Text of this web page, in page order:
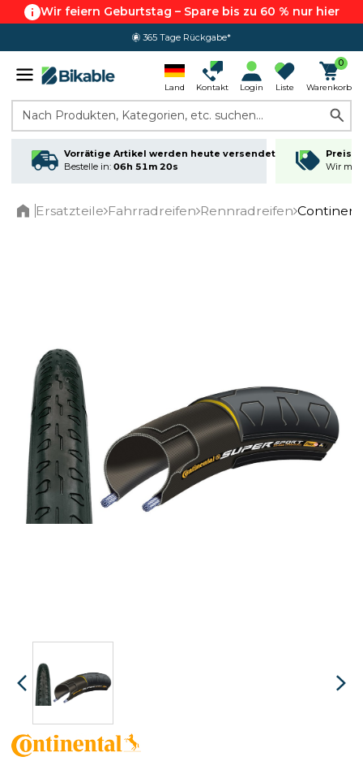
Wir feiern Geburtstag – Spare bis zu 60 % nur hier
365 Tage Rückgabe*
Land Kontakt Login Liste
0
Warenkorb
Nach Produkten, Kategorien, etc. suchen...
Vorrätige Artikel werden heute versendet
Bestelle in: 06h 51m 19s
Wir
Ersatzteile Fahrradreifen Rennradreifen